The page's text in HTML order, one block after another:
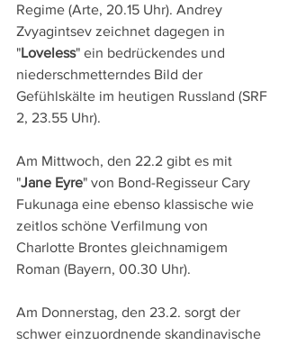
Regime (Arte, 20.15 Uhr). Andrey
Zvyagintsev zeichnet dagegen in
"Loveless" ein bedrückendes und
niederschmetterndes Bild der
Gefühlskälte im heutigen Russland (SRF
2, 23.55 Uhr).
Am Mittwoch, den 22.2 gibt es mit
"Jane Eyre" von Bond-Regisseur Cary
Fukunaga eine ebenso klassische wie
zeitlos schöne Verfilmung von
Charlotte Brontes gleichnamigem
Roman (Bayern, 00.30 Uhr).
Am Donnerstag, den 23.2. sorgt der
schwer einzuordnende skandinavische